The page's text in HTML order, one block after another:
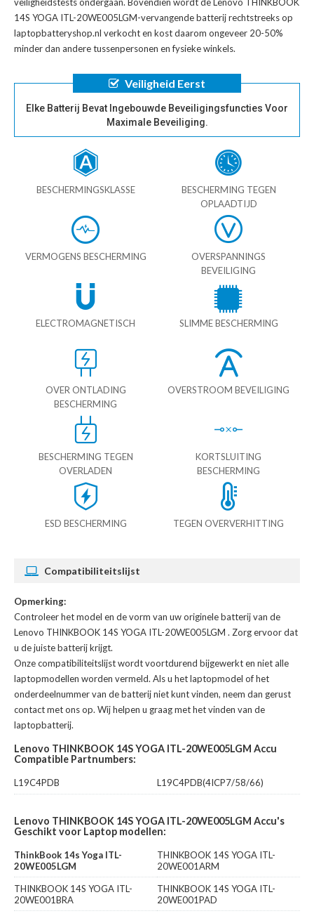
veiligheidstests ondergaan. Bovendien wordt de Lenovo THINKBOOK
14S YOGA ITL-20WE005LGM-vervangende batterijrechtstreeks op
laptopbatteryshop.nl verkocht en kost daarom ongeveer 20-50%
minder dan andere tussenpersonen en fysieke winkels.
Veiligheid Eerst
Elke Batterij Bevat Ingebouwde Beveiligingsfuncties Voor
Maximale Beveiliging.
BESCHERMINGSKLASSE
BESCHERMING TEGEN
OPLAADTIJD
VERMOGENS BESCHERMING
OVERSPANNINGS
BEVEILIGING
ELECTROMAGNETISCH SLIMME BESCHERMING
OVER ONTLADING
BESCHERMING
OVERSTROOM BEVEILIGING
BESCHERMING TEGEN
OVERLADEN
KORTSLUITING
BESCHERMING
ESD BESCHERMING TEGEN OVERVERHITTING
Compatibiliteitslijst
Opmerking:
Controleer het model en de vorm van uw originele batterij van de
Lenovo THINKBOOK 14S YOGA ITL-20WE005LGM . Zorg ervoor dat
u de juiste batterij krijgt.
Onze compatibiliteitslijst wordt voortdurend bijgewerkt en niet alle
laptopmodellen worden vermeld. Als u het laptopmodel of het
onderdeelnummer van de batterij niet kunt vinden, neem dan gerust
contact met ons op. Wij helpen u graag met het vinden van de
laptopbatterij.
Lenovo THINKBOOK 14S YOGA ITL-20WE005LGM Accu
Compatible Partnumbers:
L19C4PDB L19C4PDB(4ICP7/58/66)
Lenovo THINKBOOK 14S YOGA ITL-20WE005LGM Accu's
Geschikt voor Laptop modellen:
ThinkBook 14s Yoga ITL-
20WE005LGM
THINKBOOK 14S YOGA ITL-
20WE001ARM
THINKBOOK 14S YOGA ITL-
20WE001BRA
THINKBOOK 14S YOGA ITL-
20WE001PAD